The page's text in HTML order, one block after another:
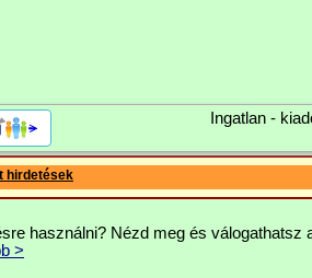
Ingatlan -
hirdetések
használni? Nézd meg és válogathatsz
>